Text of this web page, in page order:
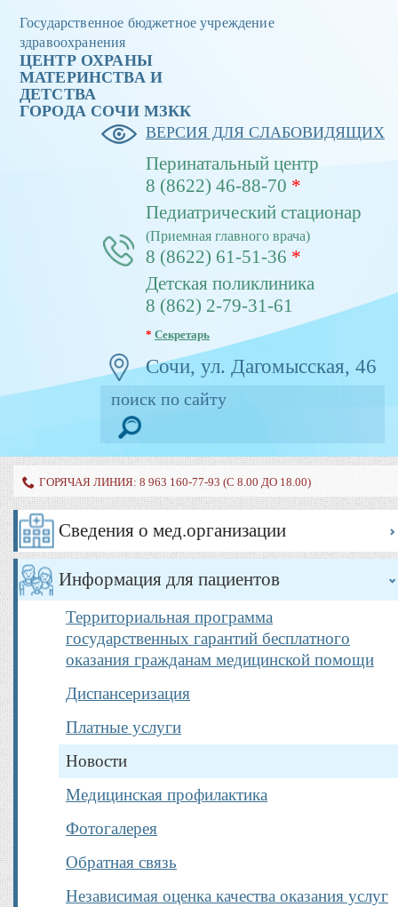
Государственное бюджетное учреждение
здравоохранения
ЦЕНТР ОХРАНЫ
МАТЕРИНСТВА И
ДЕТСТВА
ГОРОДА CОЧИ МЗКК
ВЕРСИЯ ДЛЯ СЛАБОВИДЯЩИХ
Перинатальный центр
8 (8622) 46-88-70 *
Педиатрический стационар
(Приемная главного врача)
8 (8622) 61-51-36 *
Детская поликлиника
8 (862) 2-79-31-61
* Секретарь
Сочи, ул. Дагомысская, 46
ГОРЯЧАЯ ЛИНИЯ: 8 963 160-77-93 (С 8.00 ДО 18.00)
Сведения о мед.организации
Информация для пациентов
Территориальная программа
государственных гарантий бесплатного
оказания гражданам медицинской помощи
Диспансеризация
Платные услуги
Новости
Медицинская профилактика
Фотогалерея
Обратная связь
Независимая оценка качества оказания услуг